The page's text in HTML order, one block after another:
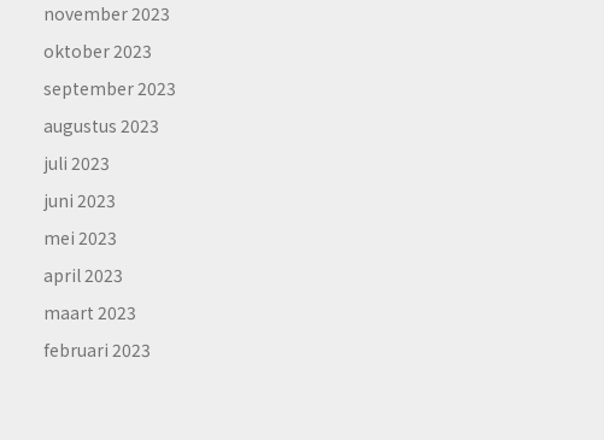
november 2023
oktober 2023
september 2023
augustus 2023
juli 2023
juni 2023
mei 2023
april 2023
maart 2023
februari 2023